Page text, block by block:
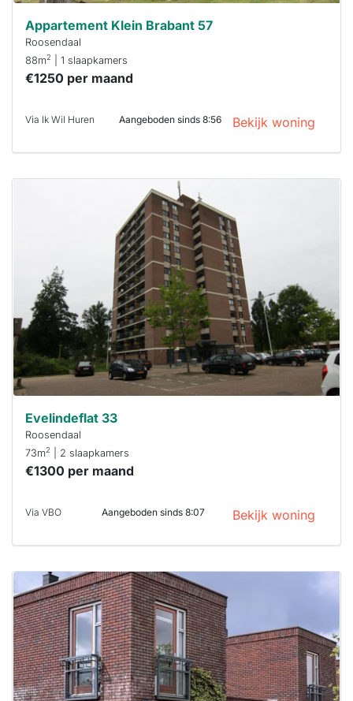
Appartement Klein Brabant 57
Roosendaal
88m2 | 1 slaapkamers
€1250 per maand
Via Ik Wil Huren Aangeboden sinds 8:56 Bekijk woning
binnen 15
minuten
reageren.
Stekkies helpt
je hierbij!
Evelindeflat 33
Roosendaal
73m2 | 2 slaapkamers
€1300 per maand
Via VBO Aangeboden sinds 8:07 Bekijk woning
Deze woning
is
waarschijnlijk
al verhuurd
Om kans te
maken moet je
binnen 15
minuten
reageren.
Stekkies helpt